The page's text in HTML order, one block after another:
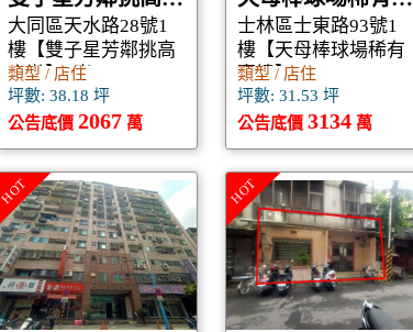
大同區天水路28號1
樓【雙子星芳鄰挑高
店辦】4米6
類型 / 店住
坪數: 38.18 坪
公告底價 2067 萬
士林區士東路93號1
樓【天母棒球場稀有
壹樓】
類型 / 店住
坪數: 31.53 坪
公告底價 3134萬
HOT HOT